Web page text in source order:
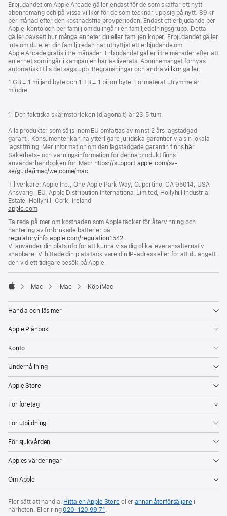
Erbjudandet om Apple Arcade gäller endast för de som skaffar ett nytt
abonnemang och på vissa villkor för de som tecknar upp sig på nytt. 89 kr
per månad efter den kostnadsfria provperioden. Endast ett erbjudande per
Apple‑konto och per familj om du ingår i en familjedelningsgrupp. Detta
gäller oavsett hur många enheter du eller familjen köper. Erbjudandet gäller
inte om du eller din familj redan har utnyttjat ett erbjudande om
Apple Arcade gratis i tre månader. Erbjudandet gäller i tre månader efter att
en enhet som ingår i kampanjen har aktiverats. Abonnemanget förnyas
automatiskt tills det sägs upp. Begränsningar och andravillkorgäller.
1 GB = 1 miljard byte och 1 TB = 1 biljon byte. Formaterat utrymme är
mindre.
1. Den faktiska skärmstorleken (diagonalt) är 23,5 tum.
Alla produkter som säljs inom EU omfattas av minst 2 års lagstadgad
garanti. Konsumenter kan ha ytterligare juridiska garantier via sin lokala
lagstiftning. Mer information om den lagstadgade garantin finns här.
Säkerhets- och varningsinformation för denna produkt finns i
användarhandboken för iMac: https://support.apple.com/sv-
se/guide/imac/welcome/mac
ett
nytt
fönster)
Tillverkare: Apple Inc., One Apple Park Way, Cupertino, CA 95014, USA
Ansvarig i EU: Apple Distribution International Limited, Hollyhill Industrial
Estate, Hollyhill, Cork, Ireland
apple.com(öppnas
ett
nytt
fönster)
Ta reda på mer om kostnaden som Apple täcker för återvinning och
hantering av förbrukade batterier på
regulatoryinfo.apple.com/regulation1542
i
ett
Vi använder din platsinfo för att kunna visa dig olika leveransalternativ
snabbare. Vi hittade din plats tack vare din IP-adress eller för att du angett
den vid ett tidigare besök på Apple.
Mac iMac Köp iMac
Handla och läs mer
Apple Plånbok
Konto
Underhållning
Apple Store
För företag
För utbildning
För sjukvården
Apples värderingar
Om Apple
Fler sätt att handla: Hitta en Apple Storeellerannan återförsäljarei
närheten. Eller ring020‑120 99 71